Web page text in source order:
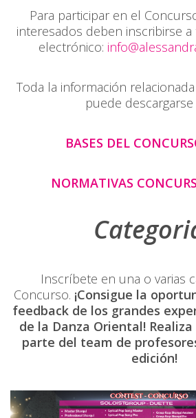
Para participar en el
interesados deben inscribirse
electrónico:
Toda la información
puede descargarse
BASES DEL
NORMATIVAS
Inscríbete en una o varias
Concurso. ¡Consigue la
feedback de los grandes
de la Danza Oriental!
parte del team de
edición!